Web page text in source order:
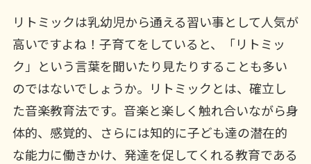
リトミックは乳幼児から通える習い事として人気が
高いですよね！子育てをしていると、「リトミッ
ク」という言葉を聞いたり見たりすることも多い
のではないでしょうか。リトミックとは、確立し
た音楽教育法です。音楽と楽しく触れ合いながら身
体的、感覚的、さらには知的に子ども達の潜在的
な能力に働きかけ、発達を促してくれる教育である